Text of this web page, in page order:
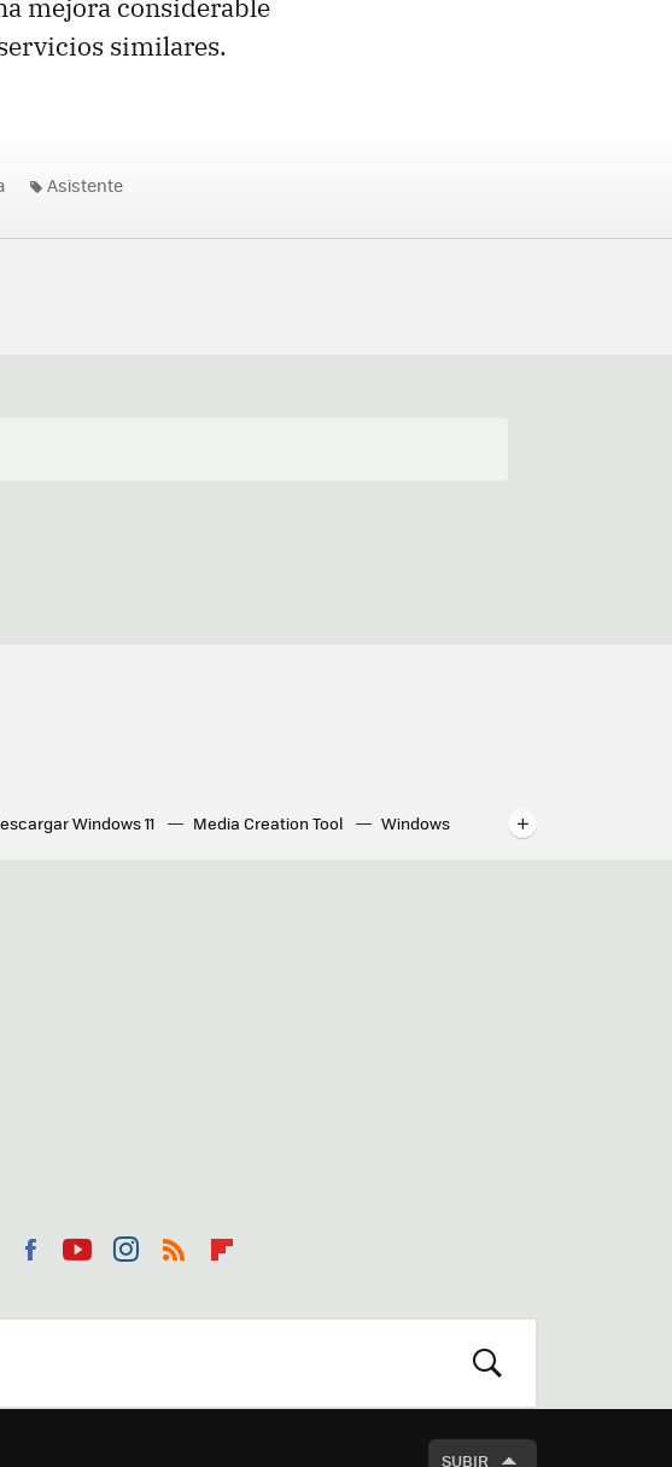
mejora considerable
similares.
Asistente
Windows 11 Media Creation Tool
Windows
ebo tub agr
boa
BUSCAR
SUBIR